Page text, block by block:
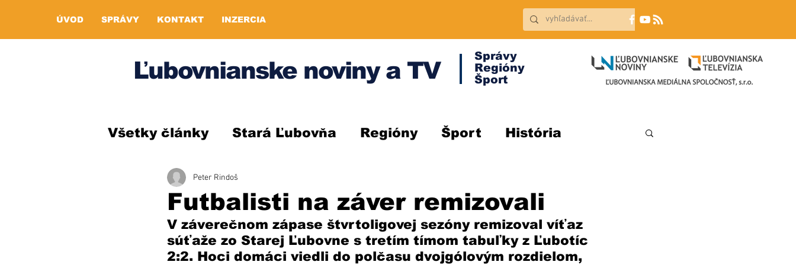
ÚVOD SPRÁVY KONTAKT INZERCIA
Ľubovnianske noviny a TV
Správy
Regióny
Šport
Všetky články Stará Ľubovňa Regióny Šport História
Futbalisti na záver remizovali
Peter Rindoš
V záverečnom zápase štvrtoligovej sezóny remizoval víťaz
súťaže zo Starej Ľubovne s tretím tímom tabuľky z Ľubotíc
2:2. Hoci domáci viedli do polčasu dvojgólovým rozdielom,